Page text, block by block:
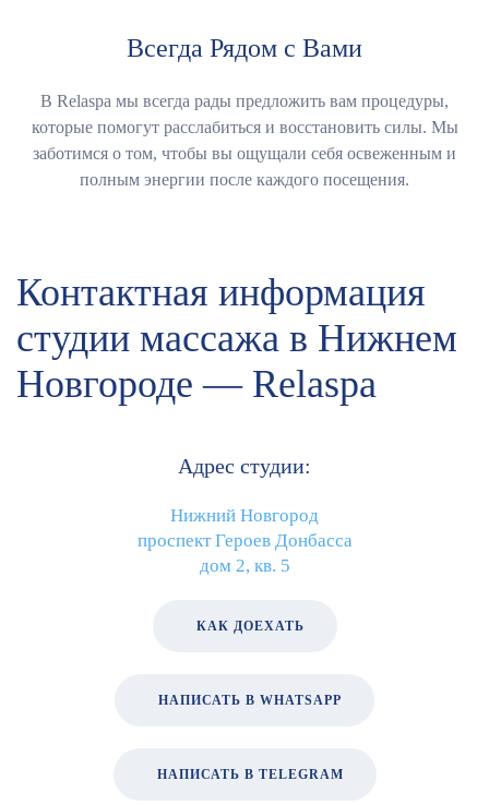
Всегда Рядом с Вами
В Relaspa мы всегда рады предложить вам процедуры,
которые помогут расслабиться и восстановить силы. Мы
заботимся о том, чтобы вы ощущали себя освеженным и
полным энергии после каждого посещения.
Контактная информация
студии массажа в Нижнем
Новгороде — Relaspa
Адрес студии:
Нижний Новгород
проспект Героев Донбасса
дом 2, кв. 5
КАК ДОЕХАТЬ
НАПИСАТЬ В WHATSAPP
НАПИСАТЬ В TELEGRAM